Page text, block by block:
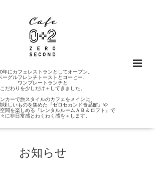
年にカフェレストランとしてオープン。
ーグルフレンチトーストとコーヒー、
ワンプレートランチと
こだわりを少しだけ＋してきました。
カーで旅スタイルのカフェをメインに、
味しいものを集めた『ゼロセカンド食品館』や
間を楽しめる『レンタルルームＡＢ＆ロフト』で
々に非日常感とわくわく感を＋します。
お知らせ